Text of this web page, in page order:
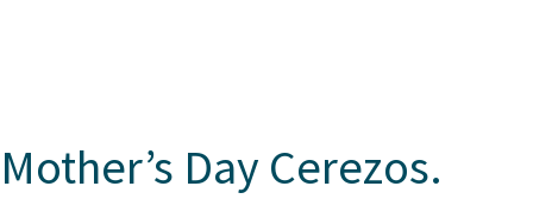
Mother’s Day Cerezos.